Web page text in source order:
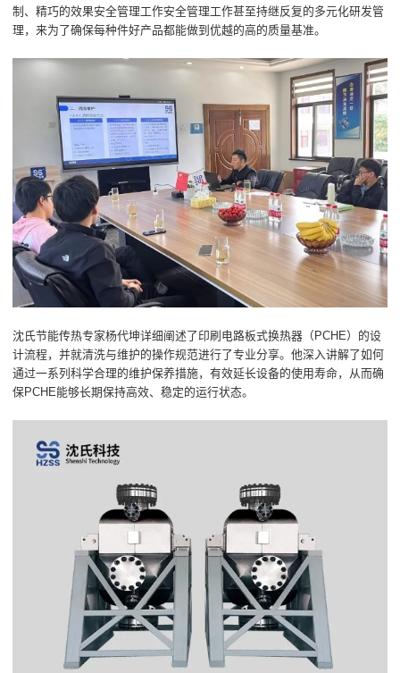
制、精巧的效果安全管理工作安全管理工作甚至持继反复的多元化研发管
理，来为了确保每种件好产品都能做到优越的高的质量基准。
沈氏节能传热专家杨代坤详细阐述了印刷电路板式换热器（PCHE）的设
计流程，并就清洗与维护的操作规范进行了专业分享。他深入讲解了如何
通过一系列科学合理的维护保养措施，有效延长设备的使用寿命，从而确
保PCHE能够长期保持高效、稳定的运行状态。